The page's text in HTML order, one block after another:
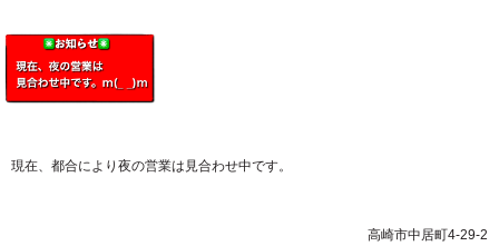
現在、都合により夜の営業は見合わせ中です。
高崎市中居町4-29-2